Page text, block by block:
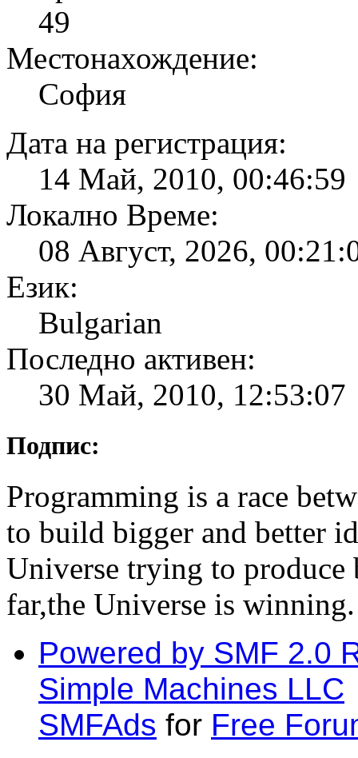
49
Местонахождение:
София
Дата на регистрация:
14 Май, 2010, 00:46:59
Локално Време:
08 Август, 2026,
Език:
Bulgarian
Последно активен:
30 Май, 2010, 12:53:07
Подпис:
Programming is a race
to build bigger and better
Universe trying to produce
far,the Universe is winning.
Powered by SMF 2.0
Simple Machines LLC
SMFAds for Free